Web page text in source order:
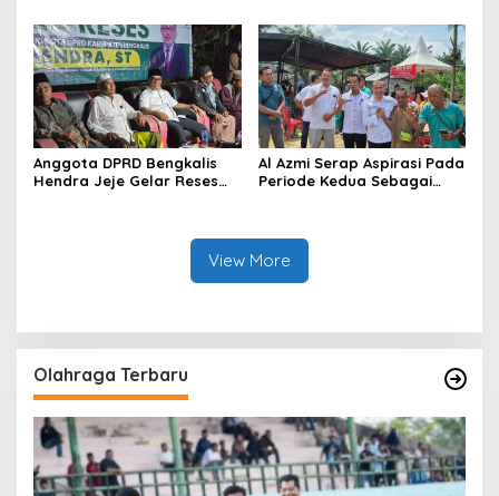
Anggota DPRD Bengkalis
Hendra Jeje Gelar Reses
Al Azmi Serap Aspirasi Pada
Periode Kedua Sebagai
View More
Olahraga Terbaru